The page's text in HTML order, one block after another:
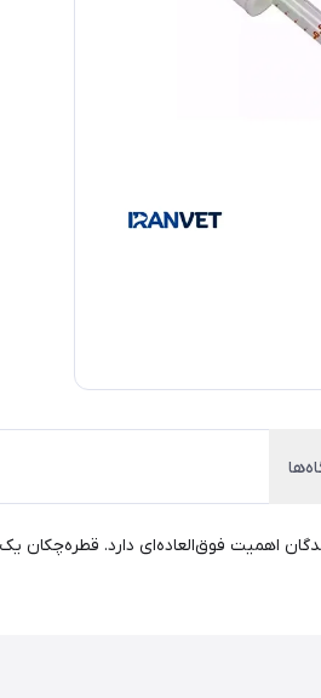
اهمیت فوق‌العاده‌ای دارد. قطره‌چکان یک